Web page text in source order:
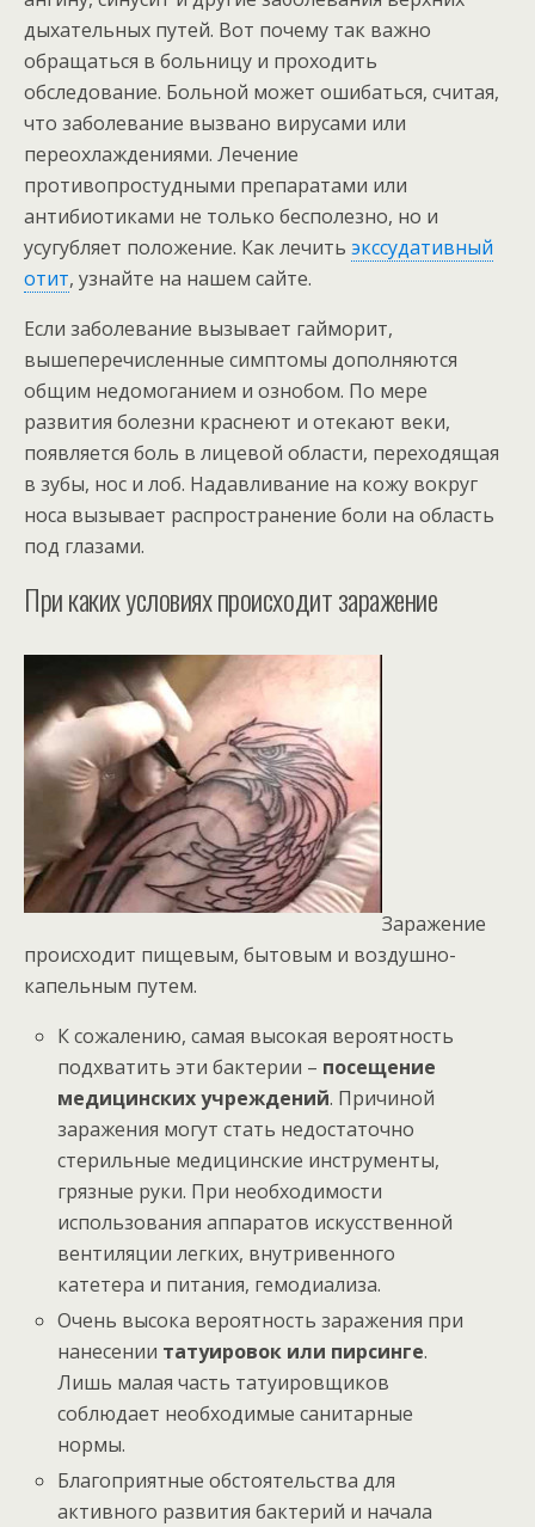
дыхательных путей. Вот почему так важно
обращаться в больницу и проходить
обследование. Больной может ошибаться, считая,
что заболевание вызвано вирусами или
переохлаждениями. Лечение
противопростудными препаратами или
антибиотиками не только бесполезно, но и
усугубляет положение. Как лечить экссудативный
отит, узнайте на нашем сайте.
Если заболевание вызывает гайморит,
вышеперечисленные симптомы дополняются
общим недомоганием и ознобом. По мере
развития болезни краснеют и отекают веки,
появляется боль в лицевой области, переходящая
в зубы, нос и лоб. Надавливание на кожу вокруг
носа вызывает распространение боли на область
под глазами.
При каких условиях происходит заражение
Заражение
происходит пищевым, бытовым и воздушно-
капельным путем.
К сожалению, самая высокая вероятность
подхватить эти бактерии – посещение
медицинских учреждений. Причиной
заражения могут стать недостаточно
стерильные медицинские инструменты,
грязные руки. При необходимости
использования аппаратов искусственной
вентиляции легких, внутривенного
катетера и питания, гемодиализа.
Очень высока вероятность заражения при
нанесении татуировок или пирсинге.
Лишь малая часть татуировщиков
соблюдает необходимые санитарные
нормы.
Благоприятные обстоятельства для
активного развития бактерий и начала